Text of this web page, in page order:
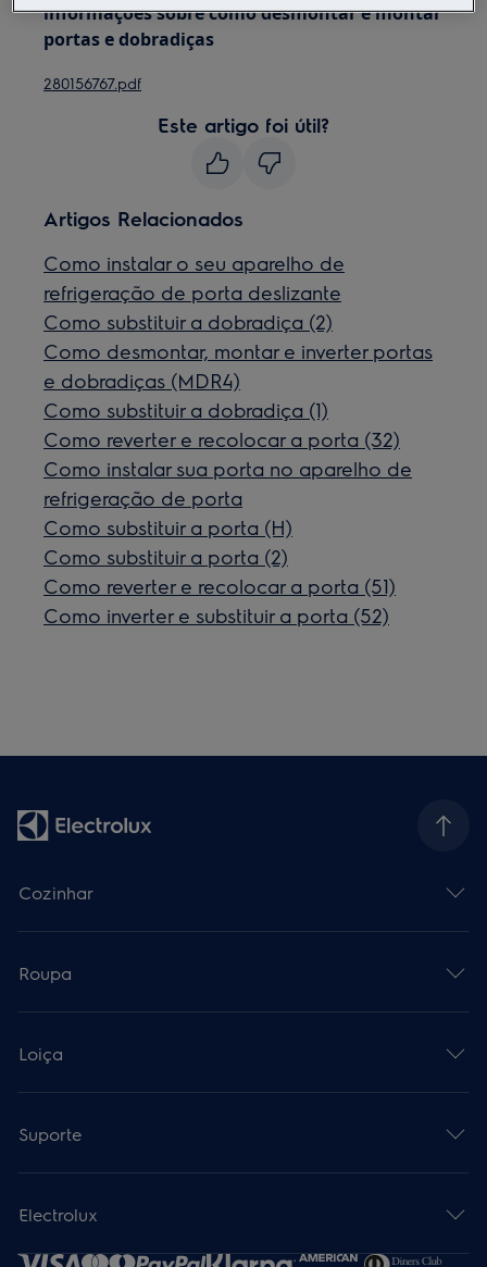
informações sobre como desmontar e montar
portas e dobradiças
280156767.pdf
Este artigo foi útil?
Artigos Relacionados
Como instalar o seu aparelho de
refrigeração de porta deslizante
Como substituir a dobradiça (2)
Como desmontar, montar e inverter portas
e dobradiças (MDR4)
Como substituir a dobradiça (1)
Como reverter e recolocar a porta (32)
Como instalar sua porta no aparelho de
refrigeração de porta
Como substituir a porta (H)
Como substituir a porta (2)
Como reverter e recolocar a porta (51)
Como inverter e substituir a porta (52)
Cozinhar
Roupa
Loiça
Suporte
Electrolux